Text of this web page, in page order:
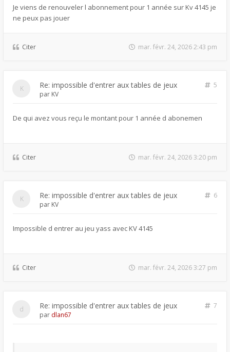
Je viens de renouveler l abonnement pour 1 année sur Kv 4145 je
ne peux pas jouer
Citer mar. févr. 24, 2026 2:43 pm
Re: impossible d'entrer aux tables de jeux
5
par KV
De qui avez vous reçu le montant pour 1 année d abonemen
Citer mar. févr. 24, 2026 3:20 pm
Re: impossible d'entrer aux tables de jeux
6
par KV
Impossible d entrer au jeu yass avec KV 4145
Citer mar. févr. 24, 2026 3:27 pm
Re: impossible d'entrer aux tables de jeux
7
par dlan67